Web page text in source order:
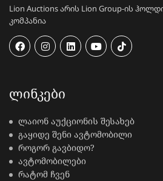
Lion Auctions არის Lion Group-ის
კომპანია
ᲚᲘᲜᲙᲔᲑᲘ
ლაიონ აუქციონის შესახებ
გაყიდე შენი ავტომობილი
როგორ გავბიდო?
ავტომობილები
რატომ ჩვენ